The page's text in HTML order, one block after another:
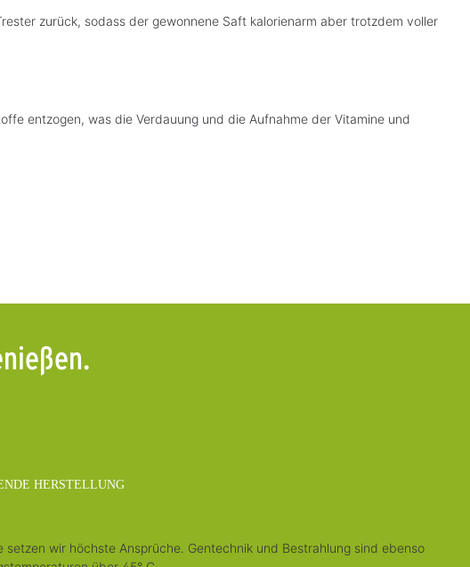
zurück, sodass der gewonnene Saft kalorienarm aber trotzdem voller
entzogen, was die Verdauung und die Aufnahme der Vitamine und
HERSTELLUNG
setzen wir höchste Ansprüche. Gentechnik und Bestrahlung sind ebenso